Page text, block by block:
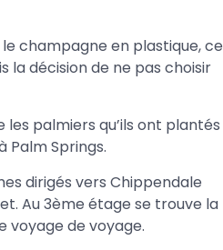
champagne en plastique, ce
la décision de ne pas choisir
les palmiers qu’ils ont plantés
Palm Springs.
dirigés vers Chippendale
Au 3ème étage se trouve la
voyage de voyage.